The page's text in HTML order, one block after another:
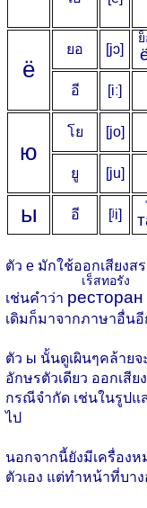
ё
ยอ [jɔ]
อี [iː]
ю
โย [jo]
ยู [ju]
ы อี [ʲi]
ตัว е มักใช้ออกเสียงส
เช่นคำว่า ресторан
เร็สทอรัง
เดิมก็มาจากภาษาอื่น
ตัว ы นั้นดูเผินๆคล้าย
อักษรตัวเดียว ออกเสี
กรณีจำกัด เช่นในรูปแ
ไป
นอกจากนี้ยังมีเครื่องห
ตัวเอง แต่ทำหน้าที่บา